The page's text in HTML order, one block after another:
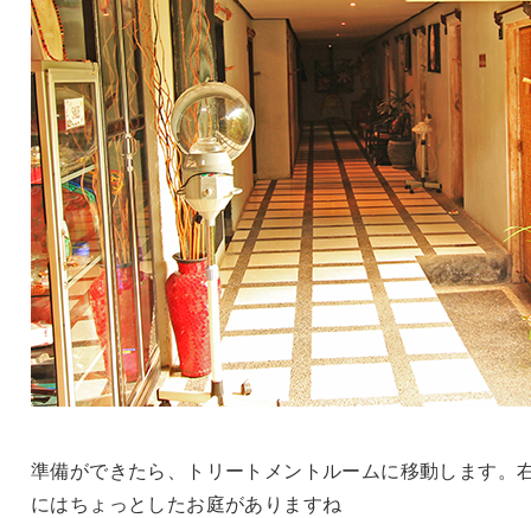
準備ができたら、トリートメントルームに移動します。
にはちょっとしたお庭がありますね